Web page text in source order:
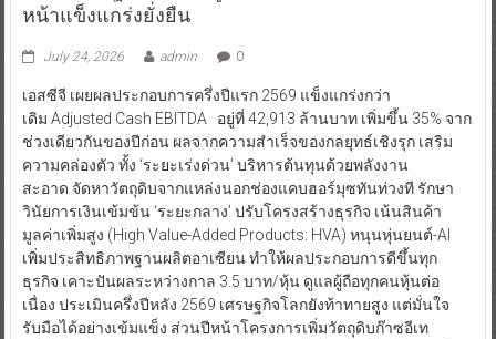
หน้าแข็งแกร่งยั่งยืน
July 24, 2026 admin 0
เอสซีจี เผยผลประกอบการครึ่งปีแรก 2569 แข็งแกร่งกว่า
เดิม Adjusted Cash EBITDA อยู่ที่ 42,913 ล้านบาท เพิ่มขึ้น 35% จาก
ช่วงเดียวกันของปีก่อน ผลจากความสำเร็จของกลยุทธ์เชิงรุก เสริม
ความคล่องตัว ทั้ง ‘ระยะเร่งด่วน’ บริหารต้นทุนด้วยพลังงาน
สะอาด จัดหาวัตถุดิบจากแหล่งนอกช่องแคบฮอร์มุซทันท่วงที รักษา
วินัยการเงินเข้มข้น ‘ระยะกลาง’ ปรับโครงสร้างธุรกิจ เน้นสินค้า
มูลค่าเพิ่มสูง (High Value-Added Products: HVA) หนุนหุ่นยนต์-AI
เพิ่มประสิทธิภาพฐานผลิตอาเซียน ทำให้ผลประกอบการดีขึ้นทุก
ธุรกิจ เคาะปันผลระหว่างกาล 3.5 บาท/หุ้น ดูแลผู้ถือทุกคนหุ้นต่อ
เนื่อง ประเมินครึ่งปีหลัง 2569 เศรษฐกิจโลกยังท้าทายสูง แต่มั่นใจ
รับมือได้อย่างเข้มแข็ง ส่วนปีหน้าโครงการเพิ่มวัตถุดิบก๊าซอีเท